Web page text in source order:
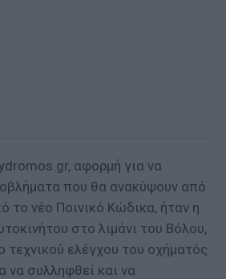
αφορμή για να
που θα ανακύψουν από
το νέο Ποινικό Κώδικα, ήταν η
στο λιμάνι του Βόλου,
τεχνικού ελέγχου του οχήματός
να συλληφθεί και να